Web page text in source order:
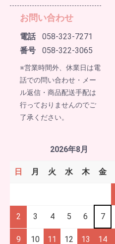
お問い合わせ
電話
番号
058-323-7271
058-322-3065
※営業時間外、休業日は電
話での問い合わせ・メー
ル返信・商品配送手配は
行っておりませんのでご
了承ください。
2026年8月
日 月 火 水 木 金
2 3 4 5 6 7
9 10 11 12 13 14